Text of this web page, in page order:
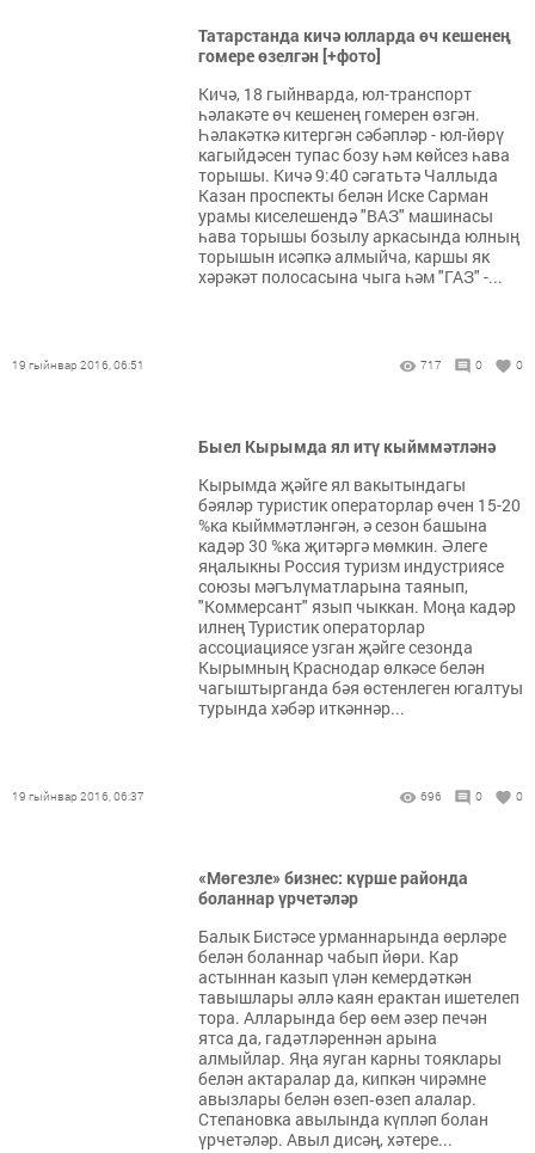
Татарстанда кичә юлларда өч кешенең
гомере өзелгән [+фото]
Кичә, 18 гыйнварда, юл-транспорт
һәлакәте өч кешенең гомерен өзгән.
Һәлакәткә китергән сәбәпләр - юл-йөрү
кагыйдәсен тупас бозу һәм көйсез һава
торышы. Кичә 9:40 сәгатьтә Чаллыда
Казан проспекты белән Иске Сарман
урамы киселешендә "ВАЗ" машинасы
һава торышы бозылу аркасында юлның
торышын исәпкә алмыйча, каршы як
хәрәкәт полосасына чыга һәм "ГАЗ" -...
19 гыйнвар 2016, 06:51 717 0 0
Быел Кырымда ял итү кыйммәтләнә
Кырымда җәйге ял вакытындагы
бәяләр туристик операторлар өчен 15-20
%ка кыйммәтләнгән, ә сезон башына
кадәр 30 %ка җитәргә мөмкин. Әлеге
яңалыкны Россия туризм индустриясе
союзы мәгълүматларына таянып,
"Коммерсант" язып чыккан. Моңа кадәр
илнең Туристик операторлар
ассоциациясе узган җәйге сезонда
Кырымның Краснодар өлкәсе белән
чагыштырганда бәя өстенлеген югалтуы
турында хәбәр иткәннәр...
19 гыйнвар 2016, 06:37 696 0 0
«Мөгезле» бизнес: күрше районда
боланнар үрчетәләр
Балык Бистәсе урманнарында өерләре
белән боланнар чабып йөри. Кар
астыннан казып үлән кемердәткән
тавышлары әллә каян ерактан ишетелеп
тора. Алларында бер өем әзер печән
ятса да, гадәтләреннән арына
алмыйлар. Яңа яуган карны тояклары
белән актаралар да, кипкән чирәмне
авызлары белән өзеп‑өзеп алалар.
Степановка авылында күпләп болан
үрчетәләр. Авыл дисәң, хәтере...